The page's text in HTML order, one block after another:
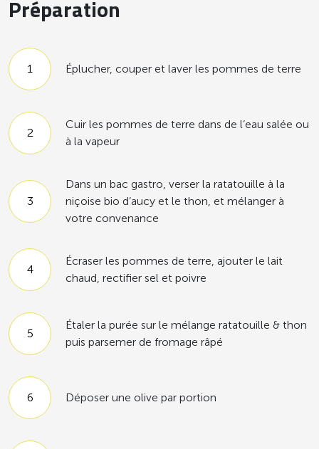
Préparation
Éplucher, couper et laver les pommes de terre
Cuir les pommes de terre dans de l’eau salée ou
à la vapeur
Dans un bac gastro, verser la ratatouille à la
niçoise bio d’aucy et le thon, et mélanger à
votre convenance
Écraser les pommes de terre, ajouter le lait
chaud, rectifier sel et poivre
Étaler la purée sur le mélange ratatouille & thon
puis parsemer de fromage râpé
Déposer une olive par portion